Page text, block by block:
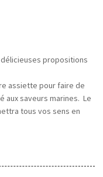
propositions
assiette pour faire de
aux saveurs marines. Le
tous vos sens en